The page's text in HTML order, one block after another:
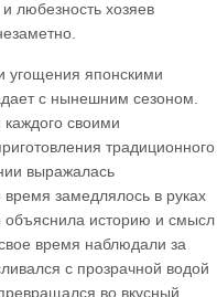
любезность хозяев
угощения японскими
с нынешним сезоном.
своими
традиционного
выражалась
замедлялось в руках
историю и смысл
время наблюдали за
с прозрачной водой
во вкусный